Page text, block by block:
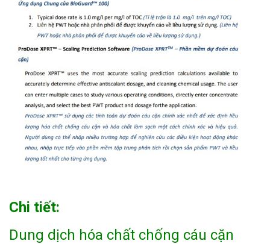
Chi tiết:
Dung dịch hóa chất chống cáu cặn